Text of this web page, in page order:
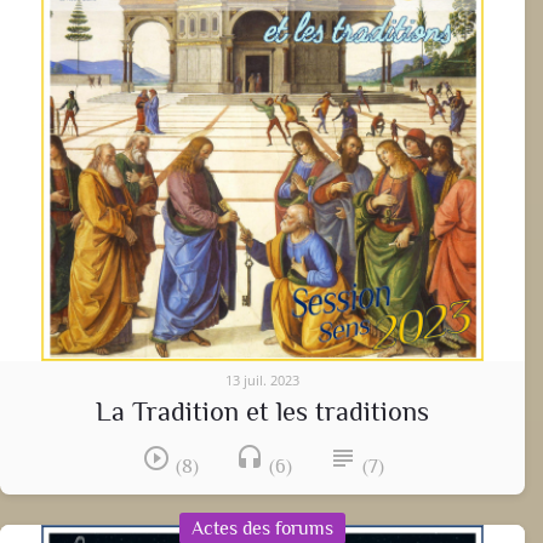
13 juil. 2023
La Tradition et les traditions
play_circle_outline (8) headset (6) subject (7)
Actes des forums